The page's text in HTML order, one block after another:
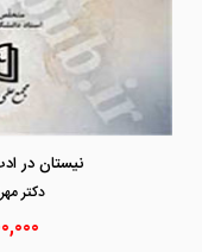
نیستان در
دكتر